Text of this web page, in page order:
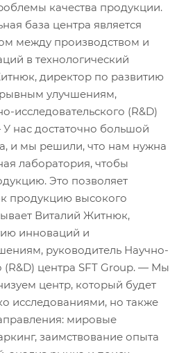
качества продукции.
база центра является
между производством и
в технологический
директор по развитию
улучшениям,
исследовательского (R&D)
нас достаточно большой
и мы решили, что нам нужна
лаборатория, чтобы
Это позволяет
продукцию высокого
Виталий Житнюк,
инноваций и
руководитель Научно-
(R&D) центра SFT Group. — Мы
центр, который будет
исследованиями, но также
мировые
заимствование опыта